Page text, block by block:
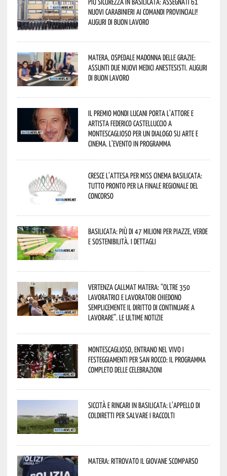
nuovi Carabinieri ai Comandi provinciali!
Auguri di buon lavoro
Matera, Ospedale Madonna delle Grazie:
assunti due nuovi medici anestesisti. Auguri
di buon lavoro
Il Premio Mondi Lucani porta l’attore e
artista Federico Castelluccio a
Montescaglioso per un dialogo su arte e
cinema. L’evento in programma
Cresce l’attesa per Miss Cinema Basilicata:
tutto pronto per la finale regionale del
concorso
Basilicata: più di 47 milioni per piazze, verde
e sostenibilità. I dettagli
Vertenza CallMat Matera: “Oltre 350
lavoratrici e lavoratori chiedono
semplicemente il diritto di continuare a
lavorare”. Le ultime notizie
Montescaglioso, entrano nel vivo i
festeggiamenti per San Rocco: il programma
completo delle celebrazioni
Siccità e rincari in Basilicata: l’appello di
Coldiretti per salvare i raccolti
Matera: ritrovato il giovane scomparso